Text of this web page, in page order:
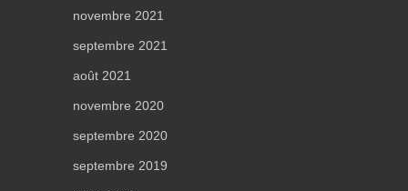
novembre 2021
septembre 2021
août 2021
novembre 2020
septembre 2020
septembre 2019